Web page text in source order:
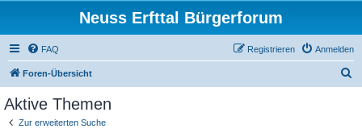
Neuss Erfttal Bürgerforum
FAQ Anmelden
Registrieren
Foren-Übersicht
Aktive Themen
Zur erweiterten Suche